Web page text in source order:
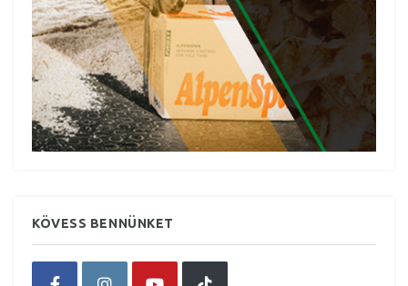
KÖVESS BENNÜNKET